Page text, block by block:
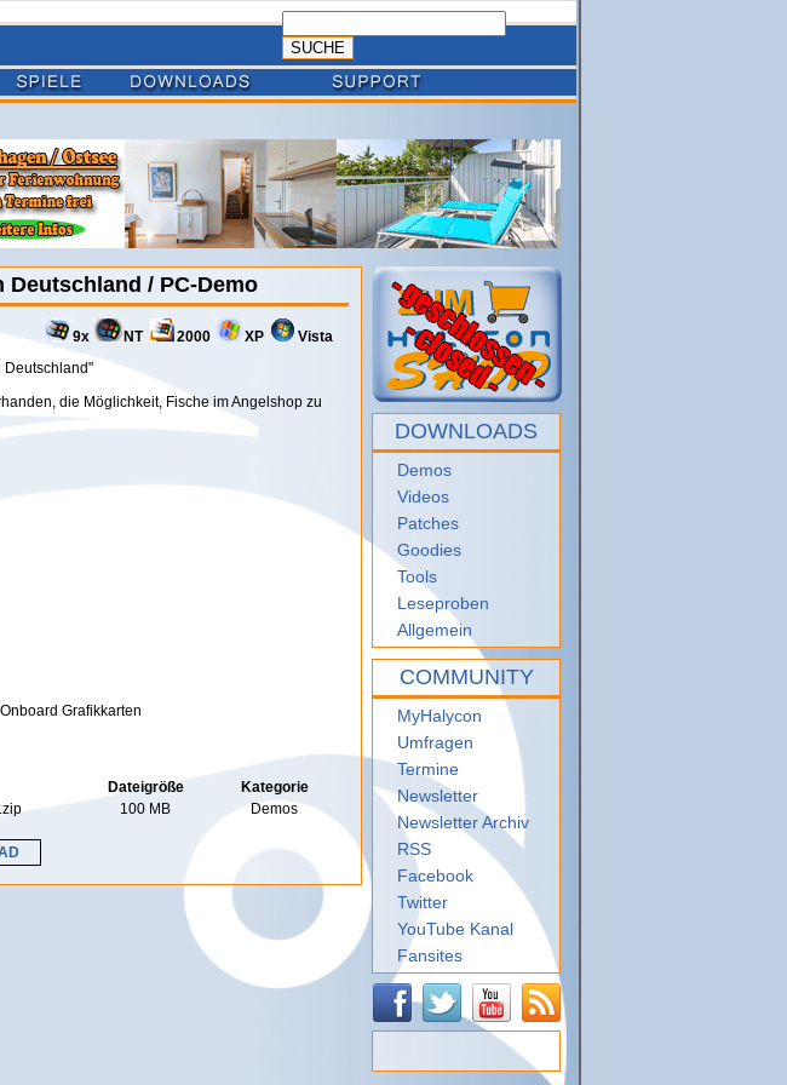
/ PC-Demo
9x NT 2000 XP
Vista
Deutschland"
die Möglichkeit, Fische im Angelshop zu
Grafikkarten
Dateigröße
Kategorie
100 MB Demos
DOWNLOADS
Demos
Videos
Patches
Goodies
Tools
Leseproben
Allgemein
COMMUNITY
MyHalycon
Umfragen
Termine
Newsletter
Newsletter Archiv
RSS
Facebook
Twitter
YouTube Kanal
Fansites